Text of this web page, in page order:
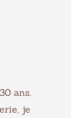
ans.
je